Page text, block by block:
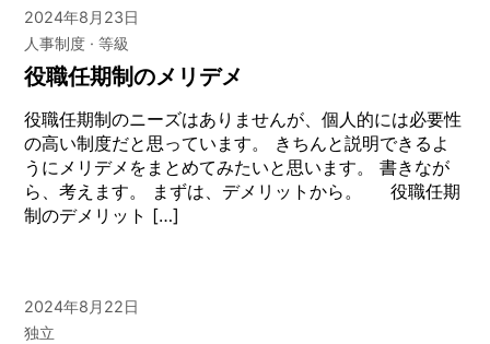
2024年8月23日
人事制度
等級
役職任期制のメリデメ
役職任期制のニーズはありませんが、個人的には必要性
の高い制度だと思っています。 きちんと説明できるよ
うにメリデメをまとめてみたいと思います。 書きなが
ら、考えます。 まずは、デメリットから。 役職任期
制のデメリット […]
2024年8月22日
独立